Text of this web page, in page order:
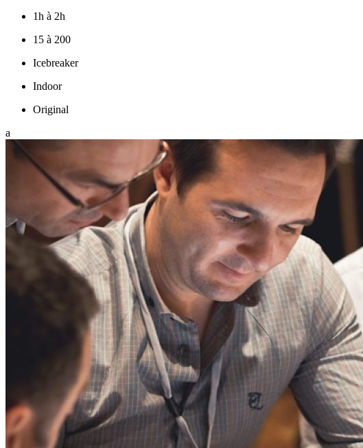
1h à 2h
15 à 200
Icebreaker
Indoor
Original
a